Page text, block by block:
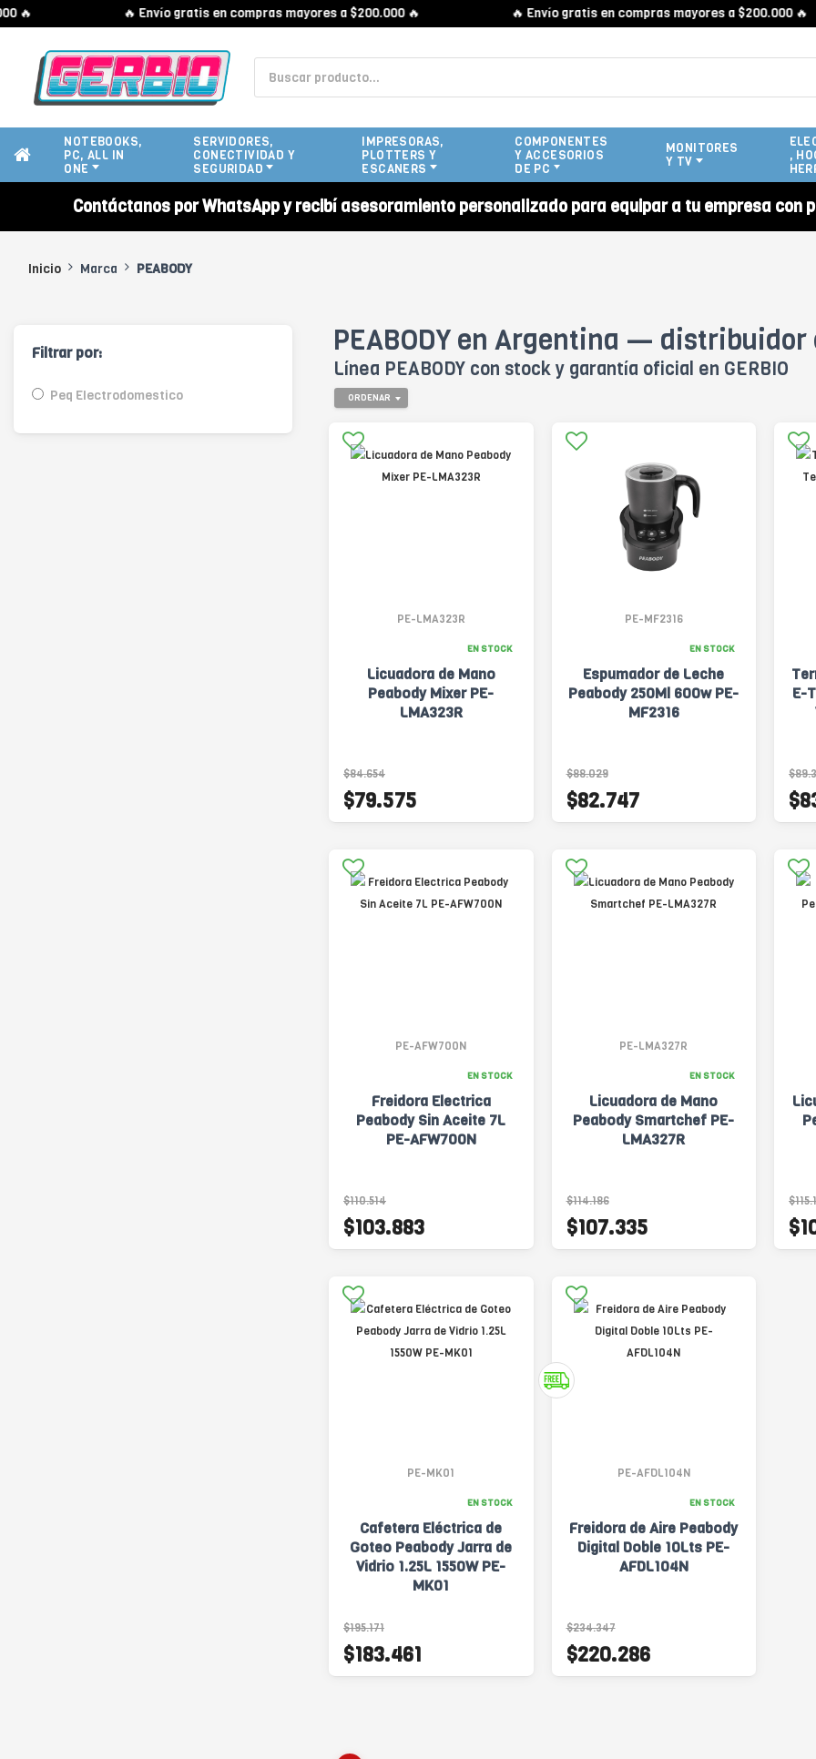
🔥 Envío gratis en compras mayores a $200.000 🔥 🔥 Envío gratis en compras mayores a $200.000 🔥
NOTEBOOKS,
PC, ALL IN
ONE
SERVIDORES,
CONECTIVIDAD Y
SEGURIDAD
IMPRESORAS,
PLOTTERS Y
ESCANERS
COMPONENTES
Y ACCESORIOS
DE PC
MONITORES
Y TV
,
Contáctanos por WhatsApp y recibí asesoramiento personalizado para equipar a tu empresa con
Inicio Marca PEABODY
Filtrar por:
Peq Electrodomestico
PEABODY en Argentina —
Línea PEABODY con stock y garantía oficial en GERBIO
ORDENAR
PE-LMA323R
EN STOCK
Licuadora de Mano
Peabody Mixer PE-
LMA323R
$84.654
$79.575
PE-MF2316
EN STOCK
Espumador de Leche
Peabody 250Ml 600w PE-
MF2316
$88.029
$82.747
E-
PE-AFW700N
EN STOCK
Freidora Electrica
Peabody Sin Aceite 7L
PE-AFW700N
$110.514
$103.883
PE-LMA327R
EN STOCK
Licuadora de Mano
Peabody Smartchef PE-
LMA327R
$114.186
$107.335
PE-MK01
EN STOCK
Cafetera Eléctrica de
Goteo Peabody Jarra de
Vidrio 1.25L 1550W PE-
MK01
$195.171
$183.461
PE-AFDL104N
EN STOCK
Freidora de Aire Peabody
Digital Doble 10Lts PE-
AFDL104N
$234.347
$220.286